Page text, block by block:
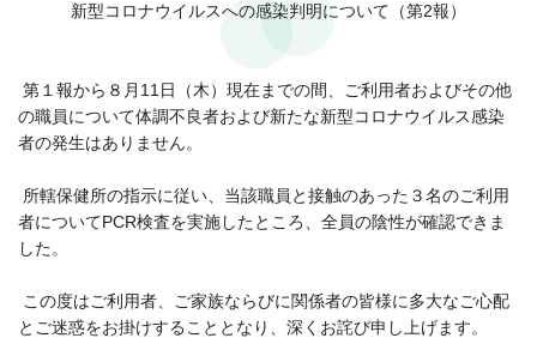
新型コロナウイルスへの感染判明について（第2報）
第１報から８月11日（木）現在までの間、ご利用者およびその他
の職員について体調不良者および新たな新型コロナウイルス感染
者の発生はありません。
所轄保健所の指示に従い、当該職員と接触のあった３名のご利用
者についてPCR検査を実施したところ、全員の陰性が確認できま
した。
この度はご利用者、ご家族ならびに関係者の皆様に多大なご心配
とご迷惑をお掛けすることとなり、深くお詫び申し上げます。